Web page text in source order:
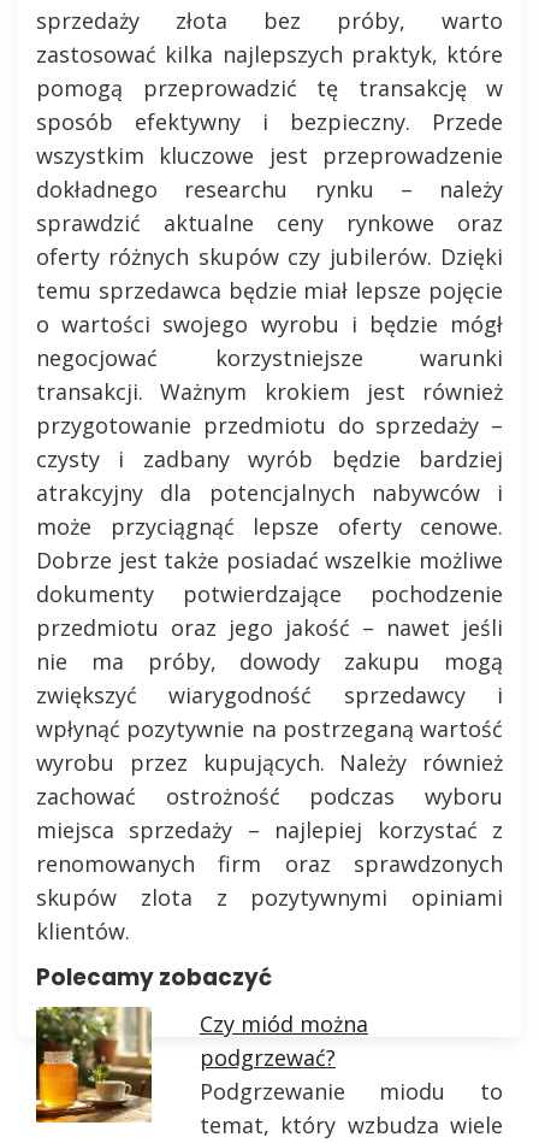
sprzedaży złota bez próby, warto
zastosować kilka najlepszych praktyk, które
pomogą przeprowadzić tę transakcję w
sposób efektywny i bezpieczny. Przede
wszystkim kluczowe jest przeprowadzenie
dokładnego researchu rynku – należy
sprawdzić aktualne ceny rynkowe oraz
oferty różnych skupów czy jubilerów. Dzięki
temu sprzedawca będzie miał lepsze pojęcie
o wartości swojego wyrobu i będzie mógł
negocjować korzystniejsze warunki
transakcji. Ważnym krokiem jest również
przygotowanie przedmiotu do sprzedaży –
czysty i zadbany wyrób będzie bardziej
atrakcyjny dla potencjalnych nabywców i
może przyciągnąć lepsze oferty cenowe.
Dobrze jest także posiadać wszelkie możliwe
dokumenty potwierdzające pochodzenie
przedmiotu oraz jego jakość – nawet jeśli
nie ma próby, dowody zakupu mogą
zwiększyć wiarygodność sprzedawcy i
wpłynąć pozytywnie na postrzeganą wartość
wyrobu przez kupujących. Należy również
zachować ostrożność podczas wyboru
miejsca sprzedaży – najlepiej korzystać z
renomowanych firm oraz sprawdzonych
skupów zlota z pozytywnymi opiniami
klientów.
Polecamy zobaczyć
Czy miód można
podgrzewać?
Podgrzewanie miodu to
temat, który wzbudza wiele